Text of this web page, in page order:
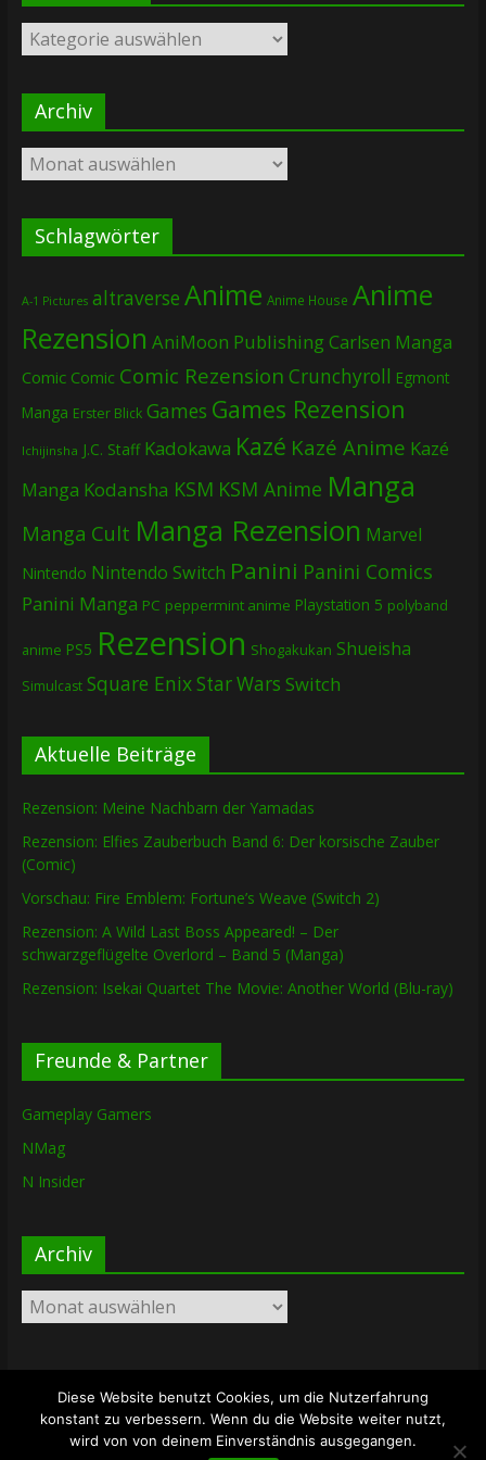
Kategorien
Archiv
Archiv
Schlagwörter
A-1 Pictures altraverse Anime Anime House Anime
Rezension AniMoon PublishingCarlsen Manga
Comic Comic Comic Rezension Crunchyroll Egmont
Manga Erster Blick Games Games Rezension
Ichijinsha J.C. Staff Kadokawa Kazé Kazé Anime Kazé
Manga Kodansha KSM KSM Anime Manga
Manga Cult Manga Rezension Marvel
Nintendo Nintendo Switch Panini Panini Comics
Panini Manga PC peppermint anime Playstation 5 polyband
anime PS5 Rezension Shogakukan Shueisha
Simulcast Square EnixStar Wars Switch
Aktuelle Beiträge
Rezension: Meine Nachbarn der Yamadas
Rezension: Elfies Zauberbuch Band 6: Der korsische Zauber
(Comic)
Vorschau: Fire Emblem: Fortune’s Weave (Switch 2)
Rezension: A Wild Last Boss Appeared! – Der
schwarzgeflügelte Overlord – Band 5 (Manga)
Rezension: Isekai Quartet The Movie: Another World (Blu-ray)
Freunde & Partner
Gameplay Gamers
NMag
N Insider
Archiv
Archiv
Copyright © 2026The Lost Dungeon. Alle Rechte vorbehalten.
Theme: ColorMag vonThemeGrill. Bereitgestellt von
WordPress
Diese Website benutzt Cookies, um die Nutzerfahrung
konstant zu verbessern. Wenn du die Website weiter nutzt,
wird von von deinem Einverständnis ausgegangen.